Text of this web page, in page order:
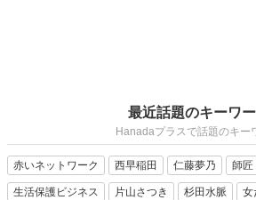
最近話題のキーワ
Hanadaプラスで話題のキー
赤いネットワーク 西早稲田 仁藤夢乃 師匠
生活保護ビジネス 片山さつき 杉田水脈 女